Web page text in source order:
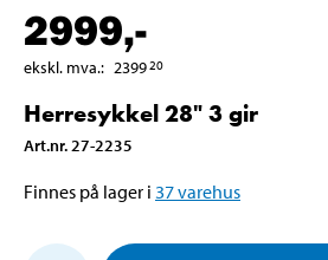
2999,-
ekskl. mva.: 239920
Herresykkel 28" 3 gir
Art.nr. 27-2235
Finnes på lager i 37varehus